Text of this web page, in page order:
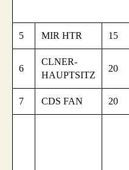
5 MIR HTR 15
6
CLNER-
HAUPTSITZ
20
7 CDS FAN 20